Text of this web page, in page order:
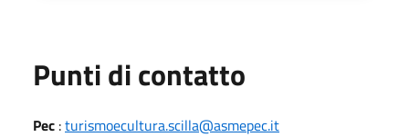
Punti di contatto
Pec :turismoecultura.scilla@asmepec.it